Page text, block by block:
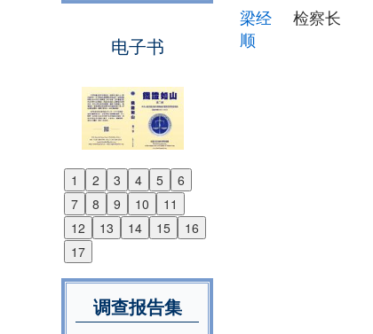
电子书
1 2 3 4 5
6
7
8 9 10
11
12
13 14 15
16
17
Previous
Next
调查报告集
梁经
顺
检察长